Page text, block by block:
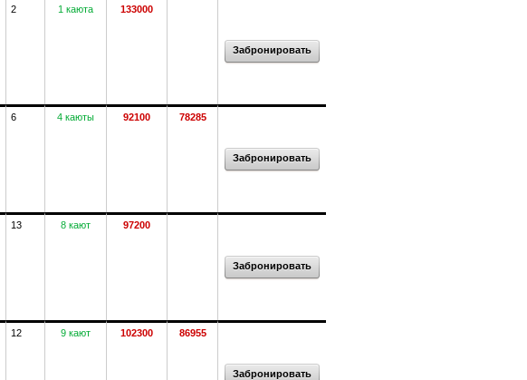
2 1 каюта 133000
Забронировать
6 4 каюты 92100 78285
Забронировать
13 8 кают 97200
Забронировать
12 9 кают 102300 86955
Забронировать